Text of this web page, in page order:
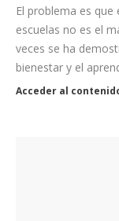
El problema es
escuelas no es el
veces se ha
bienestar y el
Acceder al